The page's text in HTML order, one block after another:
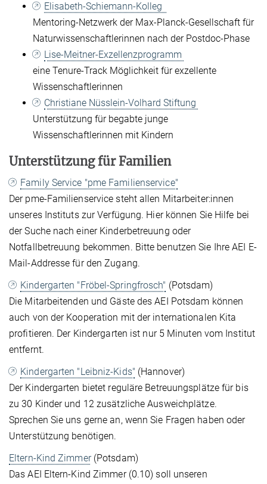
Elisabeth-Schiemann-Kolleg
Mentoring-Netzwerk der Max-Planck-Gesellschaft für
Naturwissenschaftlerinnen nach der Postdoc-Phase
Lise-Meitner-Exzellenzprogramm
eine Tenure-Track Möglichkeit für exzellente
Wissenschaftlerinnen
Christiane Nüsslein-Volhard Stiftung
Unterstützung für begabte junge
Wissenschaftlerinnen mit Kindern
Unterstützung für Familien
Family Service "pme Familienservice"
Der pme-Familienservice steht allen Mitarbeiter:innen
unseres Instituts zur Verfügung. Hier können Sie Hilfe bei
der Suche nach einer Kinderbetreuung oder
Notfallbetreuung bekommen. Bitte benutzen Sie Ihre AEI E-
Mail-Addresse für den Zugang.
Kindergarten "Fröbel-Springfrosch" (Potsdam)
Die Mitarbeitenden und Gäste des AEI Potsdam können
auch von der Kooperation mit der internationalen Kita
profitieren. Der Kindergarten ist nur 5 Minuten vom Institut
entfernt.
Kindergarten "Leibniz-Kids" (Hannover)
Der Kindergarten bietet reguläre Betreuungsplätze für bis
zu 30 Kinder und 12 zusätzliche Ausweichplätze.
Sprechen Sie uns gerne an, wenn Sie Fragen haben oder
Unterstützung benötigen.
Eltern-Kind Zimmer(Potsdam)
Das AEI Eltern-Kind Zimmer (0.10) soll unseren